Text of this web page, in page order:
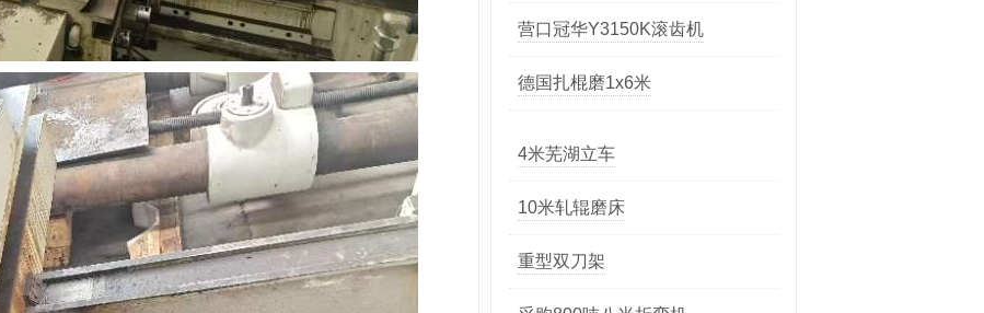
重型双刀架
采购800吨八米折弯机
求购一台4米或5米立车